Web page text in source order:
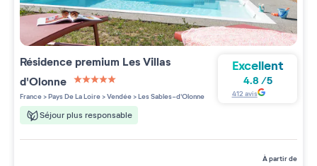
Résidence premium Les Villas
d'Olonne
5 étoiles sur 5
France>Pays De La Loire>Vendée>Les Sables-d'Olonne
Séjour plus responsable
Excellent
4.8 /5
412 avis
à partir de